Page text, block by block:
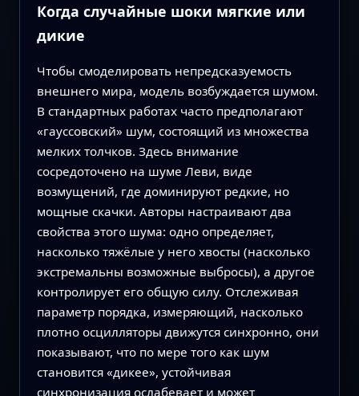
Когда случайные шоки мягкие или
дикие
Чтобы смоделировать непредсказуемость
внешнего мира, модель возбуждается шумом.
В стандартных работах часто предполагают
«гауссовский» шум, состоящий из множества
мелких толчков. Здесь внимание
сосредоточено на шуме Леви, виде
возмущений, где доминируют редкие, но
мощные скачки. Авторы настраивают два
свойства этого шума: одно определяет,
насколько тяжёлые у него хвосты (насколько
экстремальны возможные выбросы), а другое
контролирует его общую силу. Отслеживая
параметр порядка, измеряющий, насколько
плотно осцилляторы движутся синхронно, они
показывают, что по мере того как шум
становится «дикее», устойчивая
синхронизация ослабевает и может